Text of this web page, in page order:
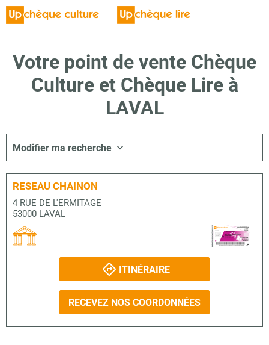
Votre point de vente Chèque
Culture et Chèque Lire à
LAVAL
Modifier ma recherche
RESEAU CHAINON
4 RUE DE L'ERMITAGE
53000 LAVAL
ITINÉRAIRE
RECEVEZ NOS COORDONNÉES